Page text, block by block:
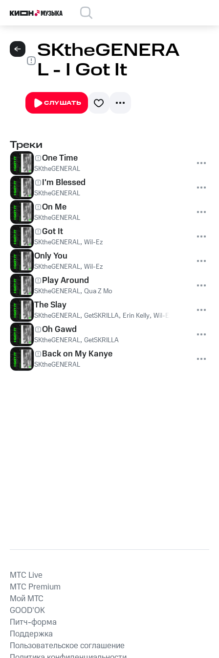
SKtheGENERA
L - I Got It
СЛУШАТЬ
Треки
One Time
SKtheGENERAL
I'm Blessed
SKtheGENERAL
On Me
SKtheGENERAL
Got It
SKtheGENERAL, Wil-Ez
Only You
SKtheGENERAL, Wil-Ez
Play Around
SKtheGENERAL, Qua Z Mo
The Slay
SKtheGENERAL, GetSKRILLA, Erin Kelly, Wil-Ez
Oh Gawd
SKtheGENERAL, GetSKRILLA
Back on My Kanye
SKtheGENERAL
MTС Live
MTС Premium
Мой МТС
GOOD’OK
Питч-форма
Поддержка
Пользовательское соглашение